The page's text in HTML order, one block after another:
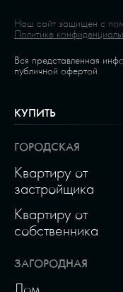
КУПИТЬ
ГОРОДСКАЯ
Квартиру от
застройщика
Квартиру от
собственника
ЗАГОРОДНАЯ
Наш сайт защищен с
Политике
Вся представленная
публичной офертой